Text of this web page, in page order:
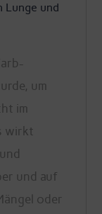
Lunge und
um
im
wirkt
und auf
oder